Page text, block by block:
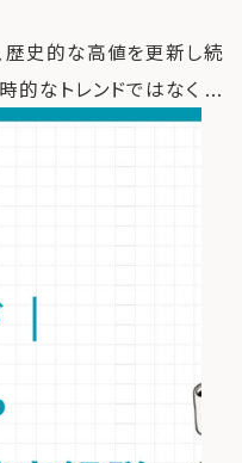
歴史的な高値を更新し続
的なトレンドではなく ...